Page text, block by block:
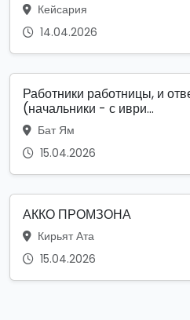
Кейсария
14.04.2026
Работники работницы, и
(начальники - с иври...
Бат Ям
15.04.2026
АККО ПРОМЗОНА
Кирьят Ата
15.04.2026